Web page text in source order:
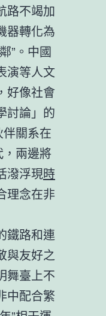
路不竭加
器轉化為
”。中國
演等人文
好像社會
討論」的
伴關系在
，兩邊將
潑浮現時
理念在非
鐵路和連
與友好之
舞臺上不
中配合繁